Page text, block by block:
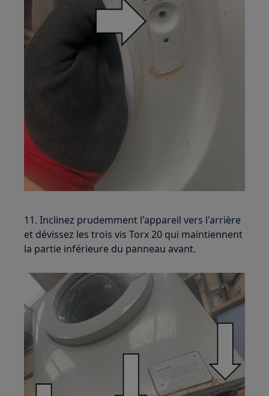
11. Inclinez prudemment l'appareil vers l'arrière
et dévissez les trois vis Torx 20 qui maintiennent
la partie inférieure du panneau avant.